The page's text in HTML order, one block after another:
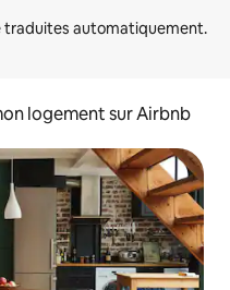
logement sur Airbnb